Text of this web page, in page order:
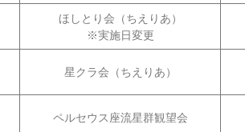
ほしとり会（ちえりあ）
※実施日変更
星クラ会（ちえりあ）
ペルセウス座流星群観望会